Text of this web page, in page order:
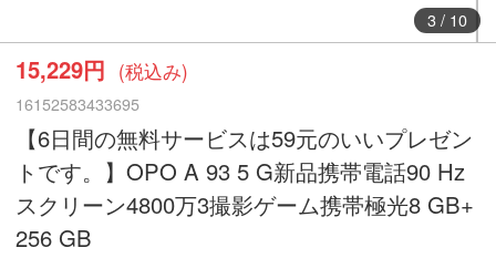
3/ 10
15,229円 (税込み)
16152583433695
【6日間の無料サービスは59元のいいプレゼン
トです。】OPO A 93 5 G新品携帯電話90 Hz
スクリーン4800万3撮影ゲーム携帯極光8 GB+
256 GB